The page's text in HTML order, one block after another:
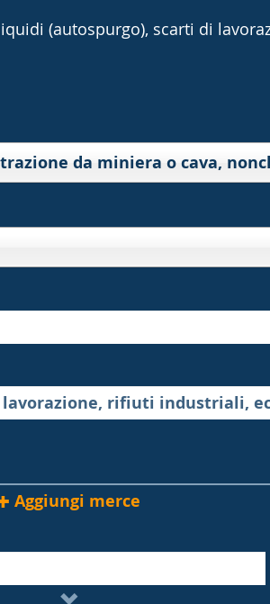
(autospurgo), scarti di
Aggiungi merce